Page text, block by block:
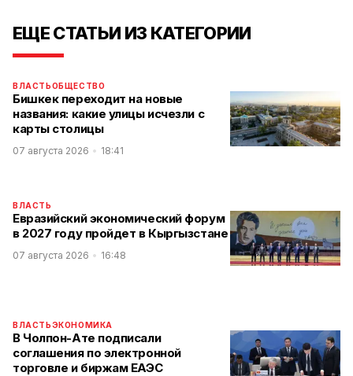
ЕЩЕ СТАТЬИ ИЗ КАТЕГОРИИ
ВЛАСТЬОБЩЕСТВО
Бишкек переходит на новые
названия: какие улицы исчезли с
карты столицы
07 августа 2026 18:41
ВЛАСТЬ
Евразийский экономический форум
в 2027 году пройдет в Кыргызстане
07 августа 2026 16:48
ВЛАСТЬЭКОНОМИКА
В Чолпон-Ате подписали
соглашения по электронной
торговле и биржам ЕАЭС